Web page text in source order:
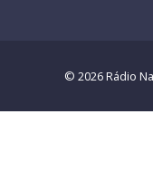
© 2026 Rádio